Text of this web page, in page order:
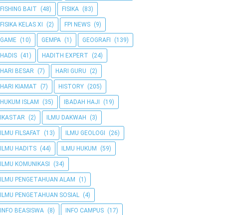
FISHING BAIT (48) FISIKA (83)
FISIKA KELAS XI (2) FPI NEWS (9)
GAME (10) GEMPA (1) GEOGRAFI (139)
HADIS (41) HADITH EXPERT (24)
HARI BESAR (7) HARI GURU (2)
HARI KIAMAT (7) HISTORY (205)
HUKUM ISLAM (35) IBADAH HAJI (19)
IKASTAR (2) ILMU DAKWAH (3)
ILMU FILSAFAT (13) ILMU GEOLOGI (26)
ILMU HADITS (44) ILMU HUKUM (59)
ILMU KOMUNIKASI (34)
ILMU PENGETAHUAN ALAM (1)
ILMU PENGETAHUAN SOSIAL (4)
INFO BEASISWA (8) INFO CAMPUS (17)